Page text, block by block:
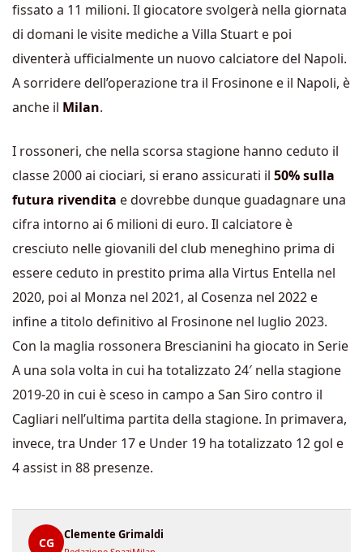
fissato a 11 milioni. Il giocatore svolgerà nella giornata
di domani le visite mediche a Villa Stuart e poi
diventerà ufficialmente un nuovo calciatore del Napoli.
A sorridere dell’operazione tra il Frosinone e il Napoli, è
anche il Milan.
I rossoneri, che nella scorsa stagione hanno ceduto il
classe 2000 ai ciociari, si erano assicurati il 50% sulla
futura rivendita e dovrebbe dunque guadagnare una
cifra intorno ai 6 milioni di euro. Il calciatore è
cresciuto nelle giovanili del club meneghino prima di
essere ceduto in prestito prima alla Virtus Entella nel
2020, poi al Monza nel 2021, al Cosenza nel 2022 e
infine a titolo definitivo al Frosinone nel luglio 2023.
Con la maglia rossonera Brescianini ha giocato in Serie
A una sola volta in cui ha totalizzato 24′ nella stagione
2019-20 in cui è sceso in campo a San Siro contro il
Cagliari nell’ultima partita della stagione. In primavera,
invece, tra Under 17 e Under 19 ha totalizzato 12 gol e
4 assist in 88 presenze.
CG
Clemente Grimaldi